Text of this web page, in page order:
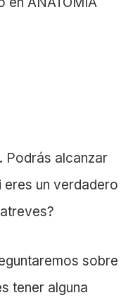
Podrás alcanzar
eres un verdadero
sobre
tener alguna